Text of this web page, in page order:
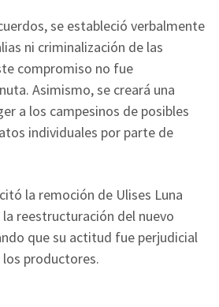
se estableció verbalmente
ni criminalización de las
compromiso no fue
Asimismo, se creará una
a los campesinos de posibles
individuales por parte de
la remoción de Ulises Luna
la reestructuración del nuevo
que su actitud fue perjudicial
productores.